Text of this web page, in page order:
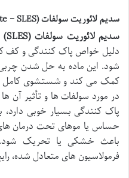
سدیم لائوریت سولفات (Sodium Laureth Sulfate – SLES)
سدیم لائوریت سولفات (SLES)
دلیل خواص پاک کنندگی و کف
شود. این ماده به حل شدن
کمک می کند و شستشوی کامل
پاک کنندگی بسیار خوبی
حساس یا موهای تحت درمان
باعث خشکی یا تحریک شود.
فرمولاسیون های متعادل شده،